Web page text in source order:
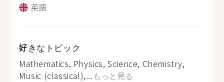
英語
好きなトピック
Mathematics, Physics, Science, Chemistry,
Music (classical),... もっと見る